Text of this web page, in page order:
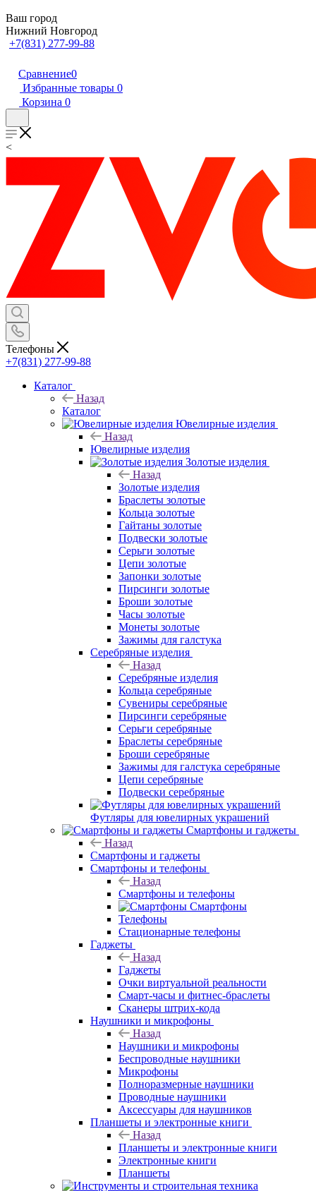
Ваш город
Нижний Новгород
+7(831) 277-99-88
Сравнение0
Избранные товары 0
Корзина 0
<
Телефоны
+7(831) 277-99-88
Каталог
Назад
Каталог
Ювелирные изделия
Назад
Ювелирные изделия
Золотые изделия
Назад
Золотые изделия
Браслеты золотые
Кольца золотые
Гайтаны золотые
Подвески золотые
Серьги золотые
Цепи золотые
Запонки золотые
Пирсинги золотые
Броши золотые
Часы золотые
Монеты золотые
Зажимы для галстука
Серебряные изделия
Назад
Серебряные изделия
Кольца серебряные
Сувениры серебряные
Пирсинги серебряные
Серьги серебряные
Браслеты серебряные
Броши серебряные
Зажимы для галстука серебряные
Цепи серебряные
Подвески серебряные
Футляры для ювелирных украшений
Смартфоны и гаджеты
Назад
Смартфоны и гаджеты
Смартфоны и телефоны
Назад
Смартфоны и телефоны
Смартфоны
Телефоны
Стационарные телефоны
Гаджеты
Назад
Гаджеты
Очки виртуальной реальности
Смарт-часы и фитнес-браслеты
Сканеры штрих-кода
Наушники и микрофоны
Назад
Наушники и микрофоны
Беспроводные наушники
Микрофоны
Полноразмерные наушники
Проводные наушники
Аксессуары для наушников
Планшеты и электронные книги
Назад
Планшеты и электронные книги
Электронные книги
Планшеты